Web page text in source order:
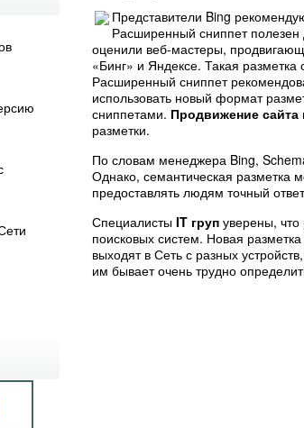
Представители Bing
Расширенный сниппет полезен
оценили веб-мастеры,
«Бинг» и Яндексе. Такая
Расширенный сниппет
использовать новый формат
сниппетами. Продвижение
разметки.
По словам менеджера Bing,
Однако, семантическая разметка
предоставлять людям точный
Специалисты IT груп уверены,
поисковых систем. Новая
выходят в Сеть с разных
им бывает очень трудно